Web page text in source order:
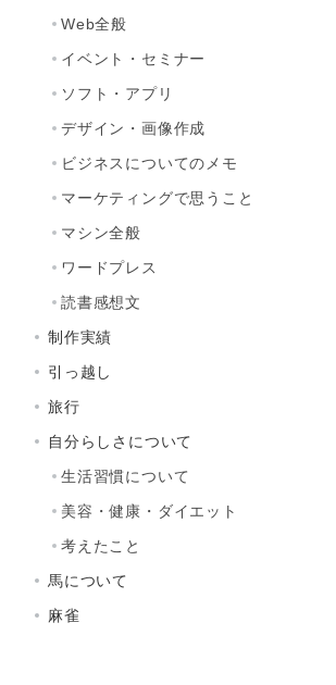
Web全般
イベント・セミナー
ソフト・アプリ
デザイン・画像作成
ビジネスについてのメモ
マーケティングで思うこと
マシン全般
ワードプレス
読書感想文
制作実績
引っ越し
旅行
自分らしさについて
生活習慣について
美容・健康・ダイエット
考えたこと
馬について
麻雀